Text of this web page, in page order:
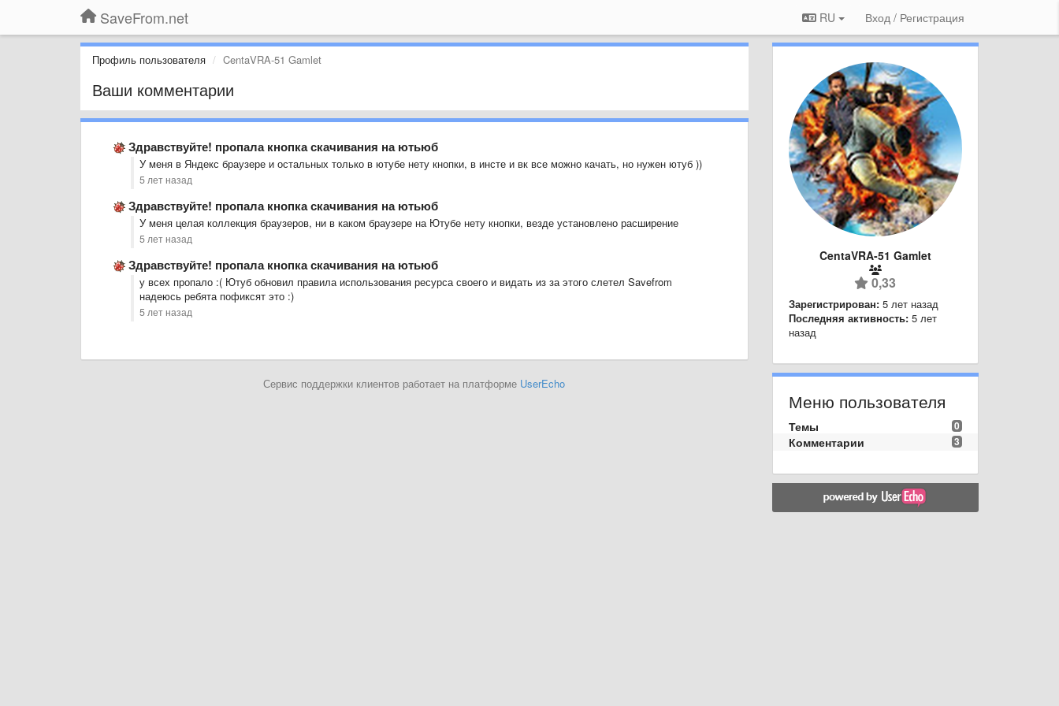
SaveFrom.net RU Вход / Регистрация
Профиль пользователя CentaVRA-51 Gamlet
Ваши комментарии
Здравствуйте! пропала кнопка скачивания на ютьюб
У меня в Яндекс браузере и остальных только в ютубе нету кнопки, в инсте и вк все можно качать, но нужен ютуб ))
5 лет назад
Здравствуйте! пропала кнопка скачивания на ютьюб
У меня целая коллекция браузеров, ни в каком браузере на Ютубе нету кнопки, везде установлено расширение
5 лет назад
Здравствуйте! пропала кнопка скачивания на ютьюб
у всех пропало :( Ютуб обновил правила использования ресурса своего и видать из за этого слетел Savefrom
надеюсь ребята пофиксят это :)
5 лет назад
Сервис поддержки клиентов работает на платформе UserEcho
CentaVRA-51 Gamlet
0,33
Зарегистрирован: 5 лет назад
Последняя активность: 5 лет
назад
Меню пользователя
0
Темы
3
Комментарии